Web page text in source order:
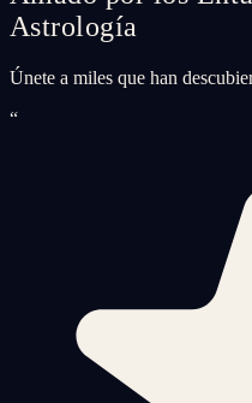
Astrología
Únete a miles que han
“